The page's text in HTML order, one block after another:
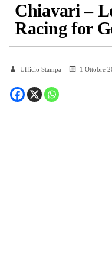
Chiavari –
Racing for
Ufficio Stampa 1 Ottobre